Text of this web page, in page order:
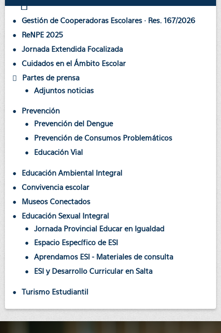
Gestión de Cooperadoras Escolares · Res. 167/2026
ReNPE 2025
Jornada Extendida Focalizada
Cuidados en el Ámbito Escolar
Partes de prensa
Adjuntos noticias
Prevención
Prevención del Dengue
Prevención de Consumos Problemáticos
Educación Vial
Educación Ambiental Integral
Convivencia escolar
Museos Conectados
Educación Sexual Integral
Jornada Provincial Educar en Igualdad
Espacio Específico de ESI
Aprendamos ESI - Materiales de consulta
ESI y Desarrollo Curricular en Salta
Turismo Estudiantil